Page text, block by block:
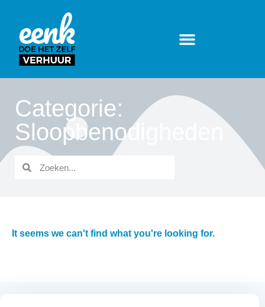
Categorie:
Sloopbenodigheden
It seems we can't find what you're looking for.